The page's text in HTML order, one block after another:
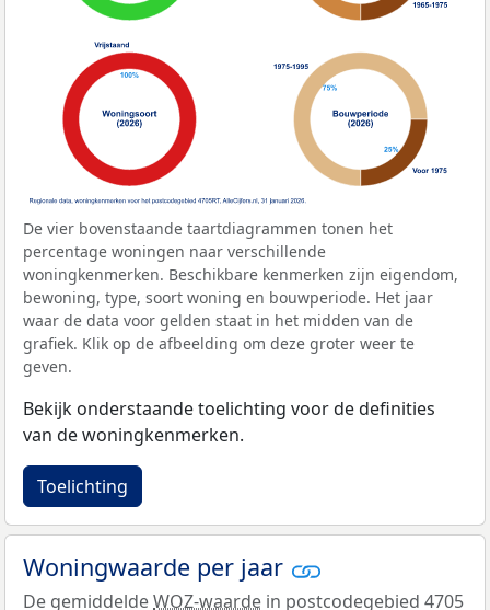
De vier bovenstaande taartdiagrammen tonen het
percentage woningen naar verschillende
woningkenmerken. Beschikbare kenmerken zijn eigendom,
bewoning, type, soort woning en bouwperiode. Het jaar
waar de data voor gelden staat in het midden van de
grafiek. Klik op de afbeelding om deze groter weer te
geven.
Bekijk onderstaande toelichting voor de definities
van de woningkenmerken.
Toelichting
Woningwaarde per jaar
De gemiddeldeWOZ-waarde in postcodegebied 4705